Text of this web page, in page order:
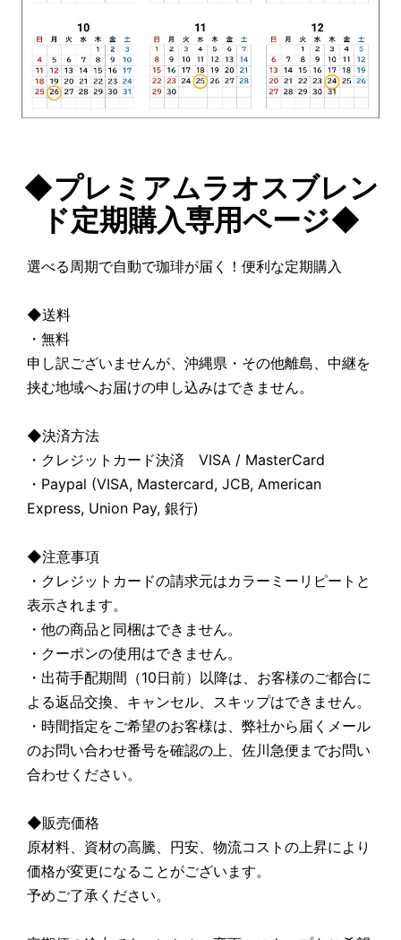
◆プレミアムラオスブレン
ド定期購入専用ページ◆
選べる周期で自動で珈琲が届く！便利な定期購入
◆送料
・無料
申し訳ございませんが、沖縄県・その他離島、中継を
挟む地域へお届けの申し込みはできません。
◆決済方法
・クレジットカード決済 VISA / MasterCard
・Paypal (VISA, Mastercard, JCB, American
Express, Union Pay, 銀行)
◆注意事項
・クレジットカードの請求元はカラーミーリピートと
表示されます。
・他の商品と同梱はできません。
・クーポンの使用はできません。
・出荷手配期間（10日前）以降は、お客様のご都合に
よる返品交換、キャンセル、スキップはできません。
・時間指定をご希望のお客様は、弊社から届くメール
のお問い合わせ番号を確認の上、佐川急便までお問い
合わせください。
◆販売価格
原材料、資材の高騰、円安、物流コストの上昇により
価格が変更になることがございます。
予めご了承ください。